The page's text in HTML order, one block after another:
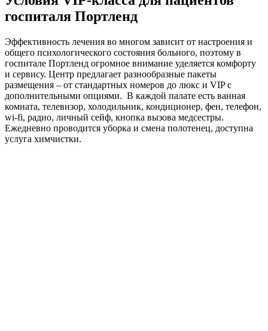
госпиталя Портленд
Эффективность лечения во многом зависит от настроения и
общего психологического состояния больного, поэтому в
госпитале Портленд огромное внимание уделяется комфорту
и сервису. Центр предлагает разнообразные пакеты
размещения – от стандартных номеров до люкс и VIP с
дополнительными опциями. В каждой палате есть ванная
комната, телевизор, холодильник, кондиционер, фен, телефон,
wi-fi, радио, личный сейф, кнопка вызова медсестры.
Ежедневно проводится уборка и смена полотенец, доступна
услуга химчистки.